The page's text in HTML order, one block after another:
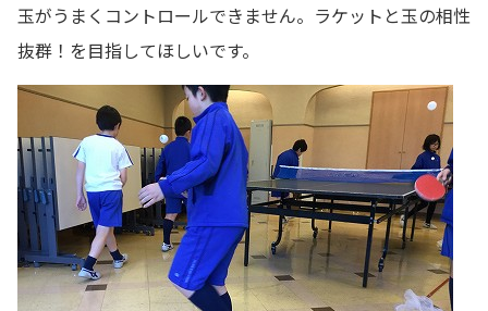
玉がうまくコントロールできません。ラケットと玉の相性
抜群！を目指してほしいです。